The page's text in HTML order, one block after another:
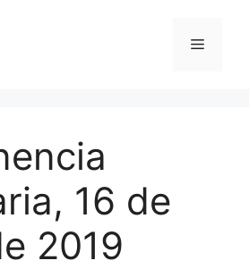
Menú
16 de
2019